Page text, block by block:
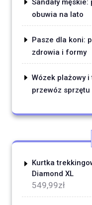
Sandały
obuwia na lato
Pasze dla koni:
zdrowia i formy
Wózek plażowy
przewóz sprzętu
Kurtka
Diamond XL
549,99zł